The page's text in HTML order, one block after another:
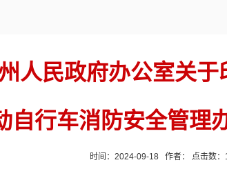
人民政府办公室关
自行车消防安全管理
时间：2024-09-18 作者： 点击数：